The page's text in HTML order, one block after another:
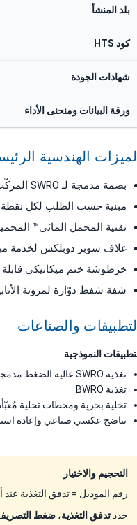
بلد المنشأ
كود HTS
شهادات الجودة
ورقة البيانات ومنحنى الأداء
الهندسية
بصمة مدمجة لـ SWRO المركّب على هياكل والمعبأ في حاويات
مبنية حسب الطلب لكل
تقنية المحمل المائي™
غلاف سوبر دوبلكس لخدمة
خرطوشة ختم ميكانيكي قابلة
شفة شفط دوّارة لمرونة
والصناعات
النموذجية
تغذية SWRO عالية الضغط مدمجة
تغذية BWRO
تحلية بحرية ومحطات تحلية
تناضح عكسي صناعي وإعادة
التحجيم والاختيار
رقم الموديل = تدفق التغذية عند أفضل كفاءة بـ م³/س. أفضل كفاءة
حددتدفق التغذية،ضغط